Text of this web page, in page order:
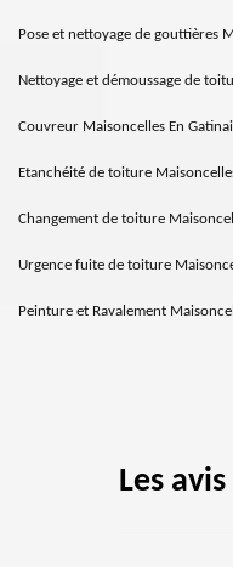
Pose et nettoyage de gouttières
Nettoyage et démoussage de
Couvreur Maisoncelles En
Etanchéité de toiture
Changement de toiture
Urgence fuite de toiture
Peinture et Ravalement
Les